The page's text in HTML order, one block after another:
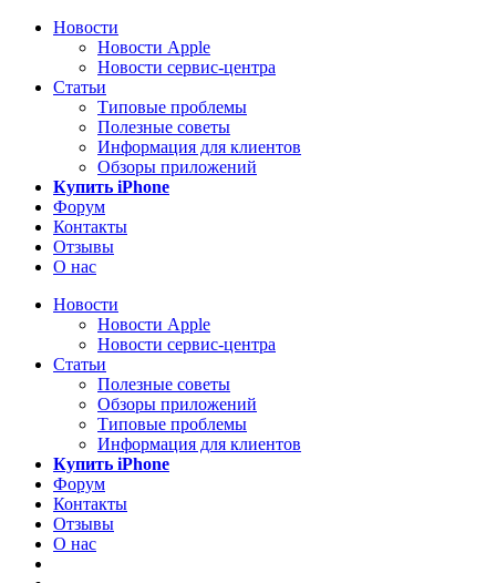
Новости
Новости Apple
Новости сервис-центра
Статьи
Типовые проблемы
Полезные советы
Информация для клиентов
Обзоры приложений
Купить iPhone
Форум
Контакты
Отзывы
О нас
Новости
Новости Apple
Новости сервис-центра
Статьи
Полезные советы
Обзоры приложений
Типовые проблемы
Информация для клиентов
Купить iPhone
Форум
Контакты
Отзывы
О нас